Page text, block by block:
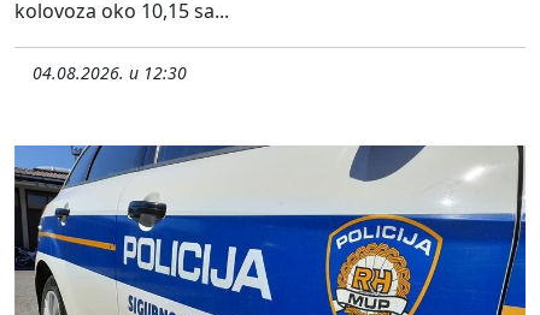
kolovoza oko 10,15 sa...
04.08.2026. u 12:30